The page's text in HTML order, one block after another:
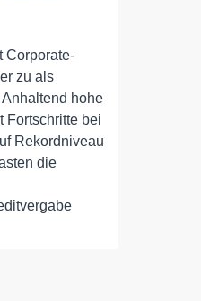
Corporate-
zu als
hohe
Fortschritte bei
Rekordniveau
die